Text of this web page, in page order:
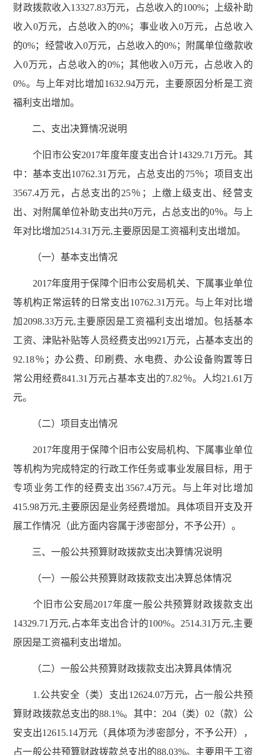
财政拨款收入13327.83万元，占总收入的100%；上级补助
收入0万元，占总收入的0%；事业收入0万元，占总收入
的0%；经营收入0万元，占总收入的0%；附属单位缴款收
入0万元，占总收入的0%；其他收入0万元，占总收入的
0%。与上年对比增加1632.94万元，主要原因分析是工资
福利支出增加。
二、支出决算情况说明
个旧市公安2017年度年度支出合计14329.71万元。其
中：基本支出10762.31万元，占总支出的75％；项目支出
3567.4万元，占总支出的25％；上缴上级支出、经营支
出、对附属单位补助支出共0万元，占总支出的0％。与上
年对比增加2514.31万元,主要原因是工资福利支出增加。
（一）基本支出情况
2017年度用于保障个旧市公安局机关、下属事业单位
等机构正常运转的日常支出10762.31万元。与上年对比增
加2098.33万元,主要原因是工资福利支出增加。包括基本
工资、津贴补贴等人员经费支出9921万元，占基本支出的
92.18％；办公费、印刷费、水电费、办公设备购置等日
常公用经费841.31万元占基本支出的7.82％。人均21.61万
元。
（二）项目支出情况
2017年度用于保障个旧市公安局机构、下属事业单位
等机构为完成特定的行政工作任务或事业发展目标，用于
专项业务工作的经费支出3567.4万元。与上年对比增加
415.98万元,主要原因是业务经费增加。具体项目开支及开
展工作情况（此方面内容属于涉密部分，不予公开）。
三、一般公共预算财政拨款支出决算情况说明
（一）一般公共预算财政拨款支出决算总体情况
个旧市公安局2017年度一般公共预算财政拨款支出
14329.71万元,占本年支出合计的100%。2514.31万元,主要
原因是工资福利支出增加。
（二）一般公共预算财政拨款支出决算具体情况
1.公共安全（类）支出12624.07万元，占一般公共预
算财政拨款总支出的88.1%。其中：204（类）02（款）公
安支出12615.14万元（具体项为涉密部分，不予公开），
占一般公共预算财政拨款总支出的88.03%。主要用于工资